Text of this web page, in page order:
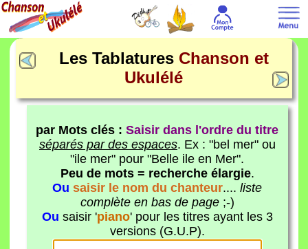
Les Tablatures Chanson et
Ukulélé
par Mots clés :Saisir dans l'ordre du titre
séparés par des espaces. Ex : "bel mer" ou
"ile mer" pour "Belle ile en Mer".
Peu de mots = recherche élargie.
Ou saisir le nom du chanteur....liste
complète en bas de page;-)
Ou saisir 'piano' pour les titres ayant les 3
versions (G.U.P).